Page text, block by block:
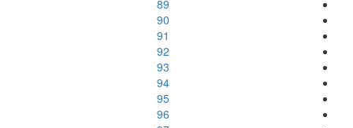
89
90
91
92
93
94
95
96